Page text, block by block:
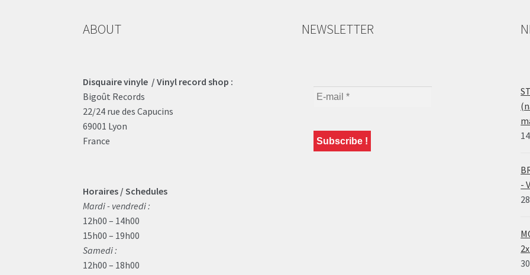
ABOUT
Disquaire vinyle / Vinyl record shop :
Bigoût Records
22/24 rue des Capucins
69001 Lyon
France
Horaires / Schedules
Mardi - vendredi :
12h00 – 14h00
15h00 – 19h00
Samedi :
12h00 – 18h00
NEWSLETTER
-